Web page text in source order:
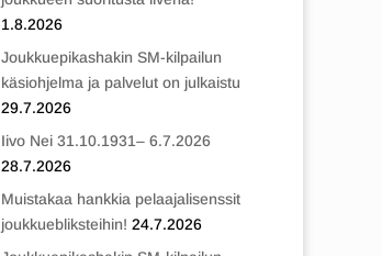
1.8.2026
Joukkuepikashakin SM-kilpailun
käsiohjelma ja palvelut on julkaistu
29.7.2026
Iivo Nei 31.10.1931– 6.7.2026
28.7.2026
Muistakaa hankkia pelaajalisenssit
joukkuebliksteihin! 24.7.2026